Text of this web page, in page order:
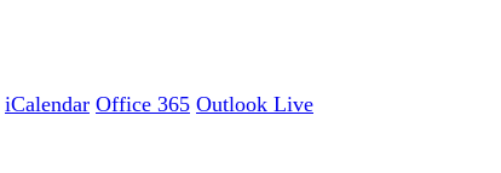
iCalendar Office 365 Outlook Live